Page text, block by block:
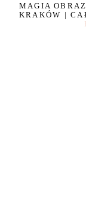
MAGIA
KRAKÓW |